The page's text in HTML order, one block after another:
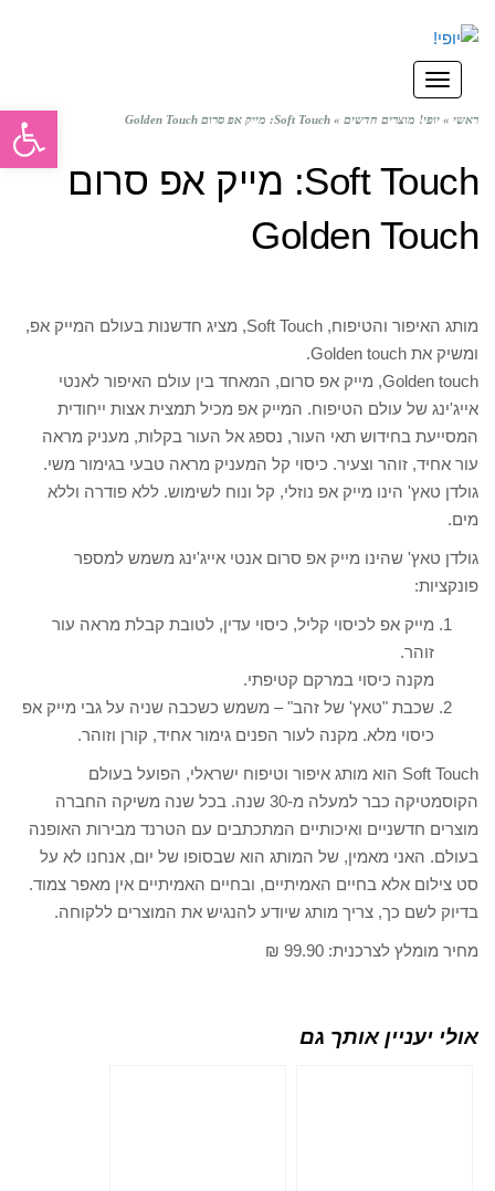
תפריט
ראשי » יופי! מוצרים חדשים » Soft Touch: מייק אפ סרום Golden Touch
Soft Touch: מייק אפ סרום
Golden Touch
מותג האיפור והטיפוח, Soft Touch, מציג חדשנות בעולם המייק אפ,
ומשיק את Golden touch.
Golden touch, מייק אפ סרום, המאחד בין עולם האיפור לאנטי
אייג'ינג של עולם הטיפוח. המייק אפ מכיל תמצית אצות ייחודית
המסייעת בחידוש תאי העור, נספג אל העור בקלות, מעניק מראה
עור אחיד, זוהר וצעיר. כיסוי קל המעניק מראה טבעי בגימור משי.
גולדן טאץ' הינו מייק אפ נוזלי, קל ונוח לשימוש. ללא פודרה וללא
מים.
גולדן טאץ' שהינו מייק אפ סרום אנטי אייג'ינג משמש למספר
פונקציות:
מייק אפ לכיסוי קליל, כיסוי עדין, לטובת קבלת מראה עור
זוהר.
מקנה כיסוי במרקם קטיפתי.
שכבת "טאץ' של זהב" – משמש כשכבה שניה על גבי מייק אפ
כיסוי מלא. מקנה לעור הפנים גימור אחיד, קורן וזוהר.
Soft Touch הוא מותג איפור וטיפוח ישראלי, הפועל בעולם
הקוסמטיקה כבר למעלה מ-30 שנה. בכל שנה משיקה החברה
מוצרים חדשניים ואיכותיים המתכתבים עם הטרנד מבירות האופנה
בעולם. האני מאמין, של המותג הוא שבסופו של יום, אנחנו לא על
סט צילום אלא בחיים האמיתיים, ובחיים האמיתיים אין מאפר צמוד.
בדיוק לשם כך, צריך מותג שיודע להנגיש את המוצרים ללקוחה.
מחיר מומלץ לצרכנית: 99.90 ₪
אולי יעניין אותך גם
פתח